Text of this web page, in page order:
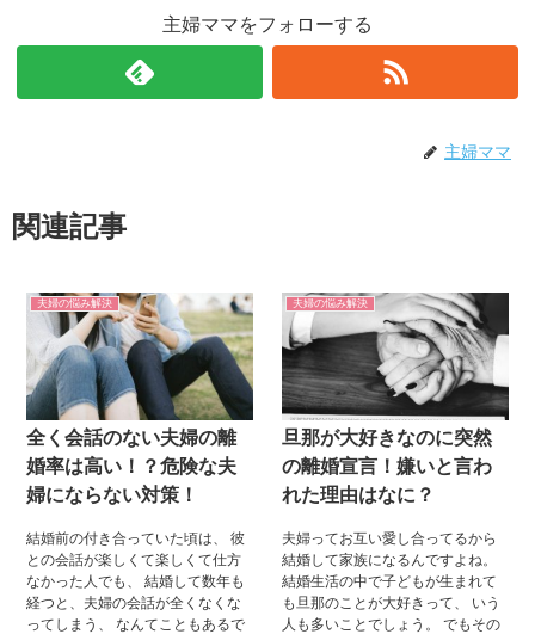
主婦ママをフォローする
主婦ママ
関連記事
夫婦の悩み解決
全く会話のない夫婦の離
婚率は高い！？危険な夫
婦にならない対策！
結婚前の付き合っていた頃は、 彼
との会話が楽しくて楽しくて仕方
なかった人でも、 結婚して数年も
経つと、夫婦の会話が全くなくな
ってしまう、 なんてこともあるで
夫婦の悩み解決
旦那が大好きなのに突然
の離婚宣言！嫌いと言わ
れた理由はなに？
夫婦ってお互い愛し合ってるから
結婚して家族になるんですよね。
結婚生活の中で子どもが生まれて
も旦那のことが大好きって、 いう
人も多いことでしょう。 でもその